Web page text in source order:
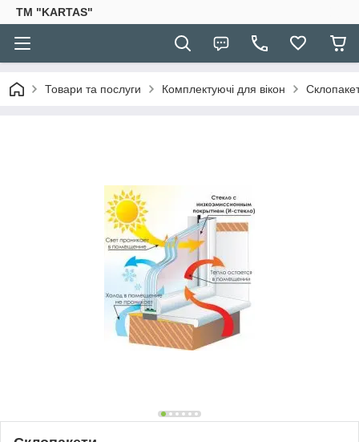
TM "KARTAS"
Товари та послуги Комплектуючі для вікон